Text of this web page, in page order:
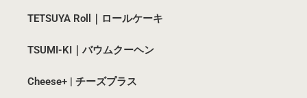
TETSUYA Roll｜ロールケーキ
TSUMI-KI｜バウムクーヘン
Cheese+ | チーズプラス